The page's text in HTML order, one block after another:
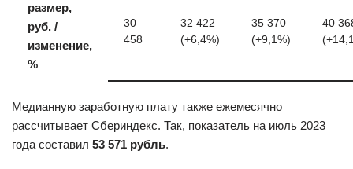
размер,
руб. /
изменение,
%
30
458
32 422
(+6,4%)
35 370
(+9,1%)
40
Медианную заработную плату также ежемесячно
рассчитывает Сбериндекс. Так, показатель на июль 2023
года составил 53 571 рубль.